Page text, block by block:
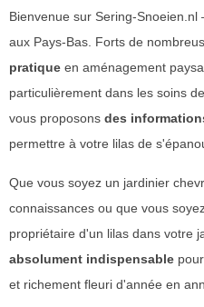
Bienvenue sur Sering-
aux Pays-Bas. Forts de
pratique en aménagement
particulièrement dans les soins
vous proposons des
permettre à votre lilas de
Que vous soyez un jardinier
connaissances ou que vous
propriétaire d'un lilas dans votre
absolument indispensable
et richement fleuri d'année en